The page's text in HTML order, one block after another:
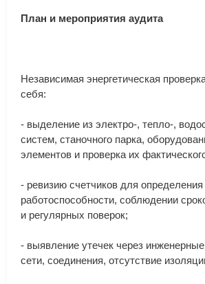
План и мероприятия аудита
Независимая энергетическая
себя:
- выделение из электро-, тепло-,
систем, станочного парка,
элементов и проверка их
- ревизию счетчиков для определения
работоспособности, соблюдении
и регулярных поверок;
- выявление утечек через инженерные
сети, соединения, отсутствие